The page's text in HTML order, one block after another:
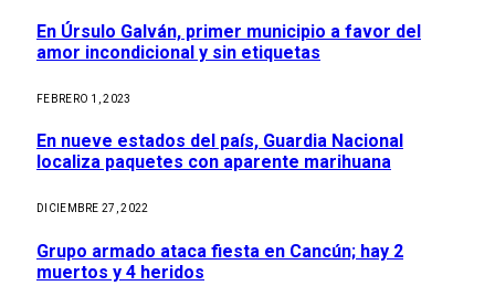
En Úrsulo Galván, primer municipio a favor del
amor incondicional y sin etiquetas
FEBRERO 1, 2023
En nueve estados del país, Guardia Nacional
localiza paquetes con aparente marihuana
DICIEMBRE 27, 2022
Grupo armado ataca fiesta en Cancún; hay 2
muertos y 4 heridos